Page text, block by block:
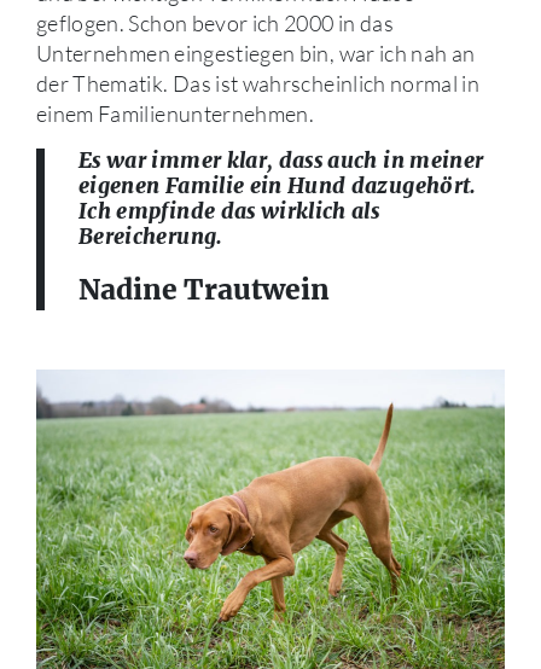
geflogen. Schon bevor ich 2000 in das
Unternehmen eingestiegen bin, war ich nah an
der Thematik. Das ist wahrscheinlich normal in
einem Familienunternehmen.
Es war immer klar, dass auch in meiner
eigenen Familie ein Hund dazugehört.
Ich empfinde das wirklich als
Bereicherung.
Nadine Trautwein